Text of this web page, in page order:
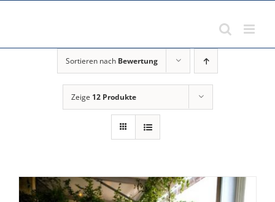
Sortieren nach Bewertung
Zeige 12 Produkte